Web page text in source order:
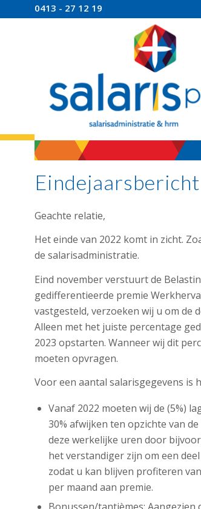
0413 - 27 12 19
Geachte relatie,
Het einde van 2022 komt in zicht.
de salarisadministratie.
Eind november verstuurt de
gedifferentieerde premie
vastgesteld, verzoeken wij u om de
Alleen met het juiste percentage
2023 opstarten. Wanneer wij dit
moeten opvragen.
Voor een aantal salarisgegevens is
Vanaf 2022 moeten wij de (5%)
30% afwijken ten opzichte van
deze werkelijke uren door
het verstandiger zijn om een
zodat u kan blijven profiteren
per maand aan premie.